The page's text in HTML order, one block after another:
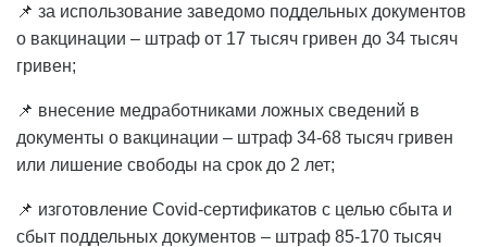
📌 за использование заведомо поддельных документов
о вакцинации – штраф от 17 тысяч гривен до 34 тысяч
гривен;
📌 внесение медработниками ложных сведений в
документы о вакцинации – штраф 34-68 тысяч гривен
или лишение свободы на срок до 2 лет;
📌 изготовление Covid-сертификатов с целью сбыта и
сбыт поддельных документов – штраф 85-170 тысяч